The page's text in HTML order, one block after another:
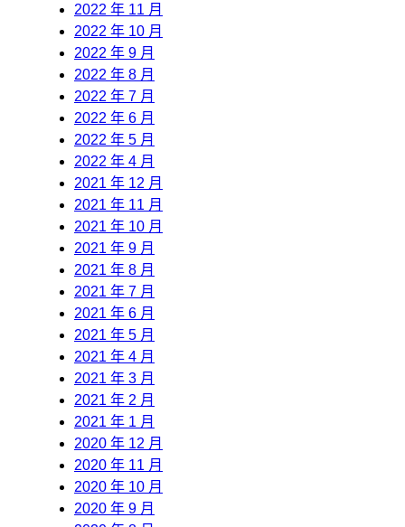
2022 年 11 月
2022 年 10 月
2022 年 9 月
2022 年 8 月
2022 年 7 月
2022 年 6 月
2022 年 5 月
2022 年 4 月
2021 年 12 月
2021 年 11 月
2021 年 10 月
2021 年 9 月
2021 年 8 月
2021 年 7 月
2021 年 6 月
2021 年 5 月
2021 年 4 月
2021 年 3 月
2021 年 2 月
2021 年 1 月
2020 年 12 月
2020 年 11 月
2020 年 10 月
2020 年 9 月